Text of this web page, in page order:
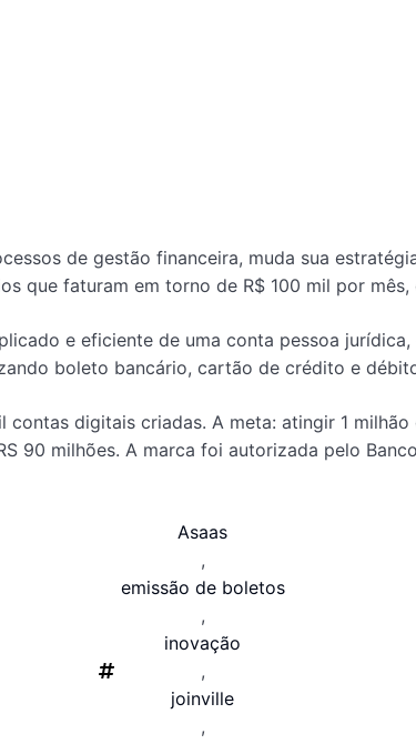
de gestão financeira, muda sua
que faturam em torno de R$ 100 mil por mês,
e eficiente de uma conta pessoa
boleto bancário, cartão de crédito e
digitais criadas. A meta: atingir 1
90 milhões. A marca foi autorizada pelo
Asaas
,
emissão de boletos
,
inovação
,
joinville
,